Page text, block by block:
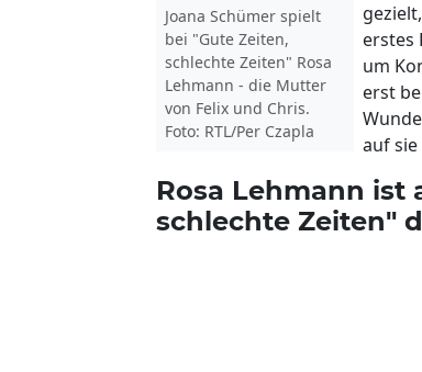
Joana Schümer spielt
bei "Gute Zeiten,
schlechte Zeiten" Rosa
Lehmann - die Mutter
von Felix und Chris.
Foto: RTL/Per Czapla
erstes
um
erst
auf
Rosa Lehmann ist
schlechte Zeiten"